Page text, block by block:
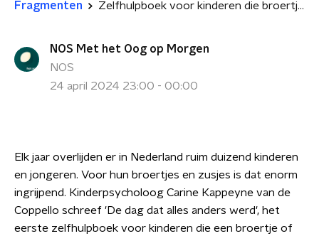
Fragmenten Zelfhulpboek voor kinderen die broertje of zusje verloren
NOS Met het Oog op Morgen
NOS
24 april 2024 23:00 - 00:00
Elk jaar overlijden er in Nederland ruim duizend kinderen
en jongeren. Voor hun broertjes en zusjes is dat enorm
ingrijpend. Kinderpsycholoog Carine Kappeyne van de
Coppello schreef 'De dag dat alles anders werd', het
eerste zelfhulpboek voor kinderen die een broertje of